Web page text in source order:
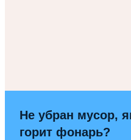
Не убран мусор,
горит фонарь?